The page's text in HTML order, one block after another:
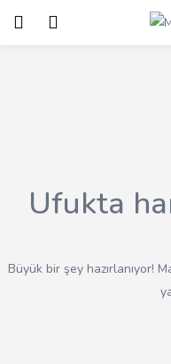
Giriş
Ufukta
Büyük bir şey hazırlanıyor!